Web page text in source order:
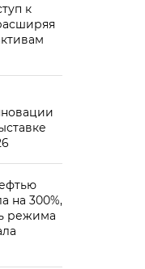
к
на 300%,
режима